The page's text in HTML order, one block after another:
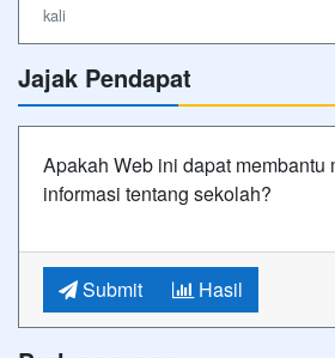
kali
Jajak Pendapat
Apakah Web ini dapat membantu
informasi tentang sekolah?
Submit Hasil